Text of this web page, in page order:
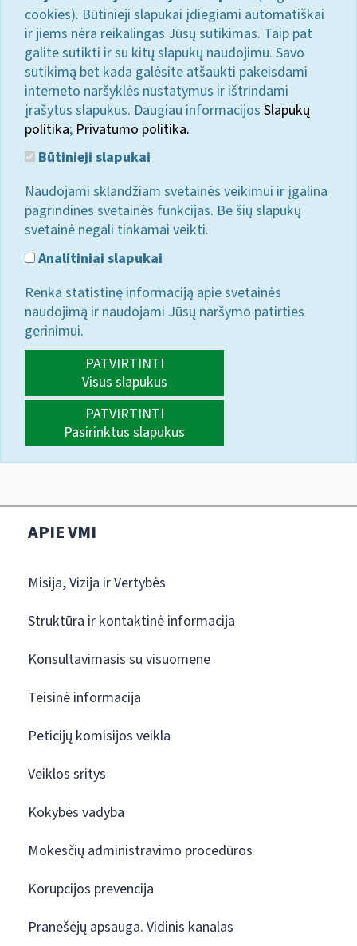
cookies). Būtinieji slapukai įdiegiami automatiškai
ir jiems nėra reikalingas Jūsų sutikimas. Taip pat
galite sutikti ir su kitų slapukų naudojimu. Savo
sutikimą bet kada galėsite atšaukti pakeisdami
interneto naršyklės nustatymus ir ištrindami
įrašytus slapukus. Daugiau informacijos Slapukų
politika; Privatumo politika.
Būtinieji slapukai
Naudojami sklandžiam svetainės veikimui ir įgalina
pagrindines svetainės funkcijas. Be šių slapukų
svetainė negali tinkamai veikti.
Analitiniai slapukai
Renka statistinę informaciją apie svetainės
naudojimą ir naudojami Jūsų naršymo patirties
gerinimui.
PATVIRTINTI
Visus slapukus
PATVIRTINTI
Pasirinktus slapukus
APIE VMI
Misija, Vizija ir Vertybės
Struktūra ir kontaktinė informacija
Konsultavimasis su visuomene
Teisinė informacija
Peticijų komisijos veikla
Veiklos sritys
Kokybės vadyba
Mokesčių administravimo procedūros
Korupcijos prevencija
Pranešėjų apsauga. Vidinis kanalas